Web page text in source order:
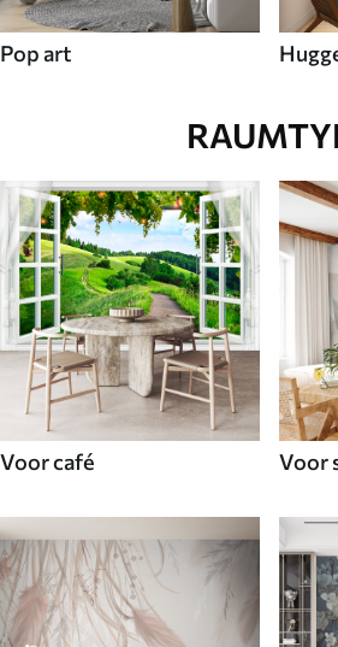
Pop art
Voor café Voor